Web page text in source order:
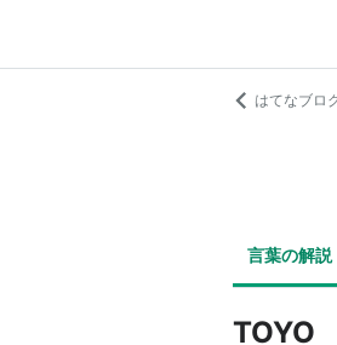
はてなブロ
言葉の解説
TOYO